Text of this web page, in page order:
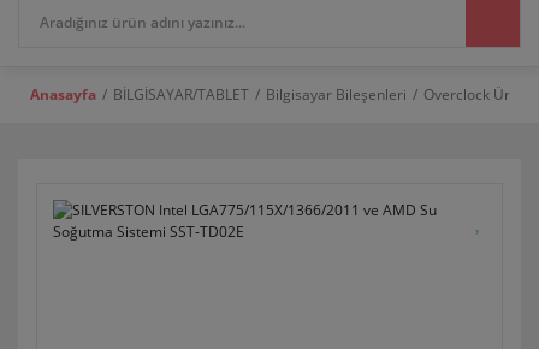
Anasayfa BİLGİSAYAR/TABLET Bilgisayar Bileşenleri Overclock